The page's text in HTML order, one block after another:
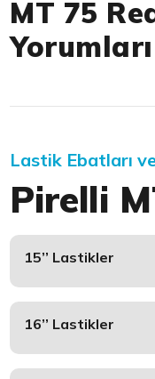
MT 75
Yorumları
Lastik Ebatları
Pirelli
15’’ Lastikler
16’’ Lastikler